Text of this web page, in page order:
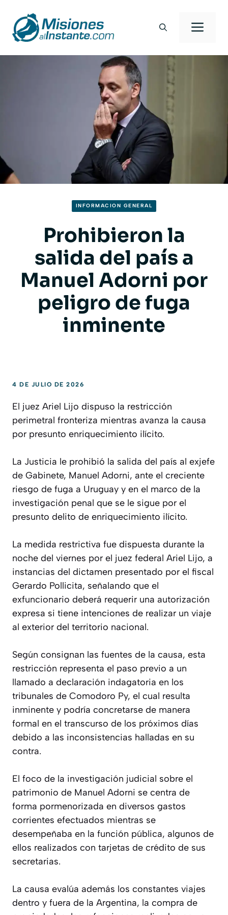
contenido
INFORMACION GENERAL
Prohibieron la
salida del país a
Manuel Adorni por
peligro de fuga
inminente
4 DE JULIO DE 2026
El juez Ariel Lijo dispuso la restricción
perimetral fronteriza mientras avanza la causa
por presunto enriquecimiento ilícito.
La Justicia le prohibió la salida del país al exjefe
de Gabinete, Manuel Adorni, ante el creciente
riesgo de fuga a Uruguay y en el marco de la
investigación penal que se le sigue por el
presunto delito de enriquecimiento ilícito.
La medida restrictiva fue dispuesta durante la
noche del viernes por el juez federal Ariel Lijo, a
instancias del dictamen presentado por el fiscal
Gerardo Pollicita, señalando que el
exfuncionario deberá requerir una autorización
expresa si tiene intenciones de realizar un viaje
al exterior del territorio nacional.
Según consignan las fuentes de la causa, esta
restricción representa el paso previo a un
llamado a declaración indagatoria en los
tribunales de Comodoro Py, el cual resulta
inminente y podría concretarse de manera
formal en el transcurso de los próximos días
debido a las inconsistencias halladas en su
contra.
El foco de la investigación judicial sobre el
patrimonio de Manuel Adorni se centra de
forma pormenorizada en diversos gastos
corrientes efectuados mientras se
desempeñaba en la función pública, algunos de
ellos realizados con tarjetas de crédito de sus
secretarias.
La causa evalúa además los constantes viajes
dentro y fuera de la Argentina, la compra de